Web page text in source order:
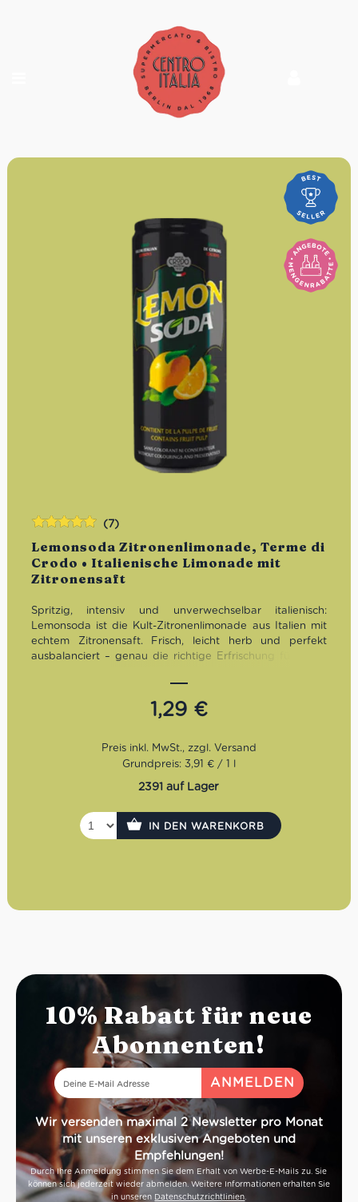
Lemonsoda Zitronenlimonade, Terme di
Crodo • Italienische Limonade mit
Zitronensaft
(7)
Spritzig, intensiv und unverwechselbar italienisch:
Lemonsoda ist die Kult-Zitronenlimonade aus Italien mit
echtem Zitronensaft. Frisch, leicht herb und perfekt
ausbalanciert – genau die richtige Erfrischung für heiße
1,29 €
mit5.00von
5
Grundpreis: 3,91 € / 1 l
2391 auf Lager
IN DEN WARENKORB
10% Rabatt für neue
Abonnenten!
Wir versenden maximal 2 Newsletter pro Monat
mit unseren exklusiven Angeboten und
Empfehlungen!
Durch Ihre Anmeldung stimmen Sie dem Erhalt von Werbe-E-Mails zu. Sie
können sich jederzeit wieder abmelden. Weitere Informationen erhalten Sie
in unseren Datenschutzrichtlinien